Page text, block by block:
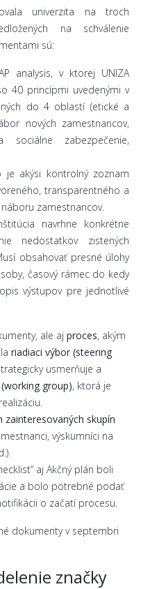
univerzita na troch
na schválenie
sú:
analysis, v ktorej UNIZA
40 princípmi uvedenými v
do 4 oblastí (etické a
nových zamestnancov,
sociálne zabezpečenie,
je akýsi kontrolný zoznam
transparentného a
zamestnancov.
navrhne konkrétne
nedostatkov zistených
obsahovať presné úlohy
časový rámec do kedy
výstupov pre jednotlivé
ale aj proces, akým
riadiaci výbor (steering
usmerňuje a
group), ktorá je
zainteresovaných skupín
výskumníci na
aj Akčný plán boli
a bolo potrebné podať
o začatí procesu.
dokumenty v septembri
značky